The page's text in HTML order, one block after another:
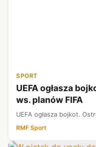
SPORT
UEFA ogłasza
ws. planów FIFA
UEFA ogłasza bojkot.
RMF Sport